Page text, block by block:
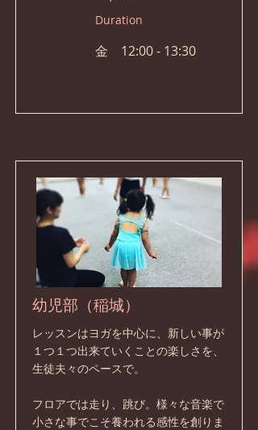
Duration
金 12:00 - 13:30
幼児部（稲城）
レッスンはヨガを中心に、新しい事が
１つ１つ出来ていくことの楽しさを、
生徒夫々のペースで。
フロアでは走り、跳び。様々な音楽で
小さな事でこそ養われる感性を創りま